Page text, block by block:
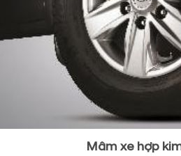
Mâm xe hợp